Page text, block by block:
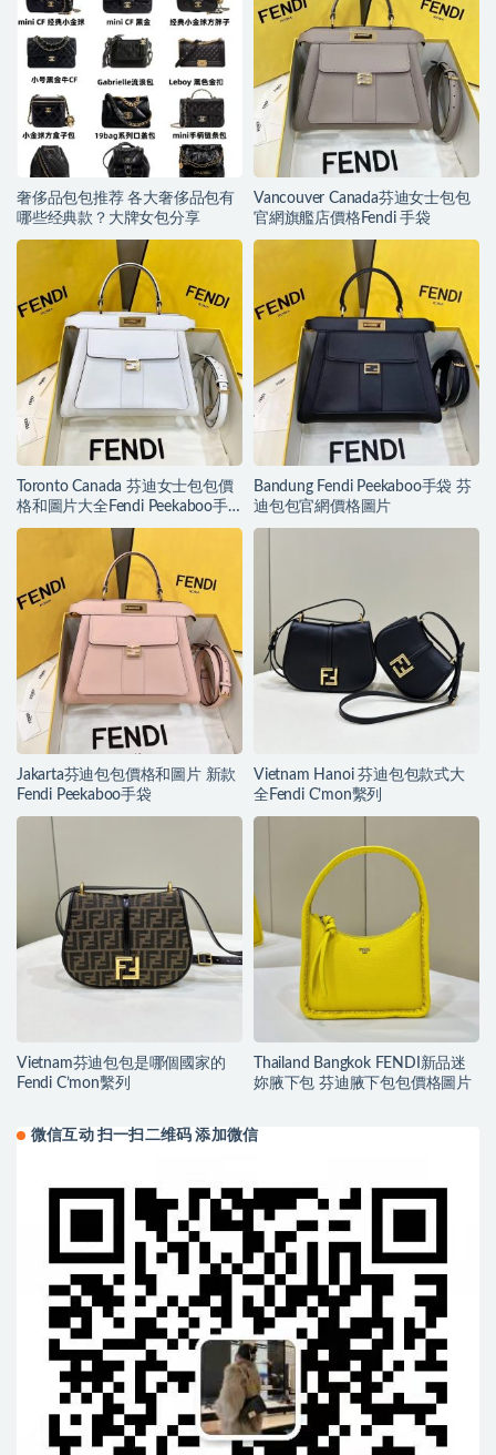
奢侈品包包推荐 各大奢侈品包有
哪些经典款？大牌女包分享
Vancouver Canada芬迪女士包包
官網旗艦店價格Fendi 手袋
Toronto Canada 芬迪女士包包價
格和圖片大全Fendi Peekaboo手
袋
Bandung Fendi Peekaboo手袋 芬
迪包包官網價格圖片
Jakarta芬迪包包價格和圖片 新款
Fendi Peekaboo手袋
Vietnam Hanoi 芬迪包包款式大
全Fendi C’mon繫列
Vietnam芬迪包包是哪個國家的
Fendi C’mon繫列
Thailand Bangkok FENDI新品迷
妳腋下包 芬迪腋下包包價格圖片
微信互动 扫一扫二维码 添加微信